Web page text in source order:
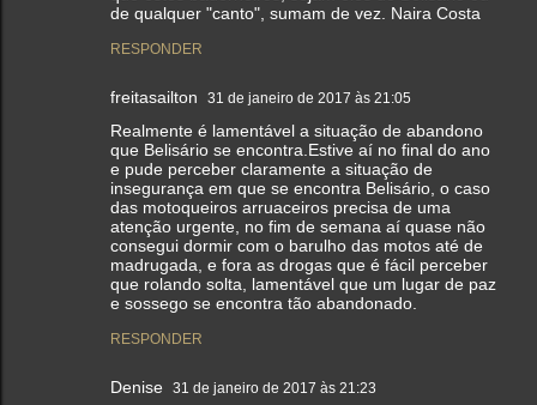
de qualquer "canto", sumam de vez. Naira Costa
RESPONDER
freitasailton 31 de janeiro de 2017 às 21:05
Realmente é lamentável a situação de abandono
que Belisário se encontra.Estive aí no final do ano
e pude perceber claramente a situação de
insegurança em que se encontra Belisário, o caso
das motoqueiros arruaceiros precisa de uma
atenção urgente, no fim de semana aí quase não
consegui dormir com o barulho das motos até de
madrugada, e fora as drogas que é fácil perceber
que rolando solta, lamentável que um lugar de paz
e sossego se encontra tão abandonado.
RESPONDER
Denise 31 de janeiro de 2017 às 21:23